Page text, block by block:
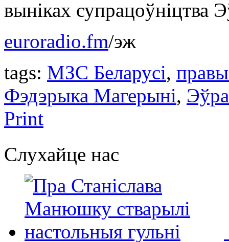
выніках супрацоўніцтва
euroradio.fm/эж
tags: МЗС Беларусі,
Фэдэрыка Магерыні,
Print
Слухайце нас